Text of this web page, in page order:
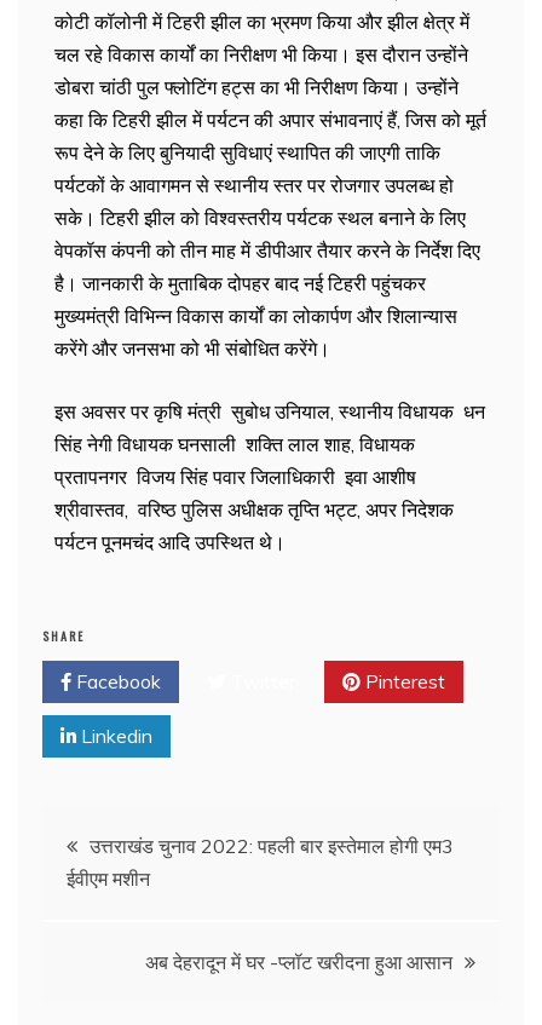
कोटी कॉलोनी में टिहरी झील का भ्रमण किया और झील क्षेत्र में
चल रहे विकास कार्यों का निरीक्षण भी किया। इस दौरान उन्होंने
डोबरा चांठी पुल फ्लोटिंग हट्स का भी निरीक्षण किया। उन्होंने
कहा कि टिहरी झील में पर्यटन की अपार संभावनाएं हैं, जिस को मूर्त
रूप देने के लिए बुनियादी सुविधाएं स्थापित की जाएगी ताकि
पर्यटकों के आवागमन से स्थानीय स्तर पर रोजगार उपलब्ध हो
सके। टिहरी झील को विश्वस्तरीय पर्यटक स्थल बनाने के लिए
वेपकॉस कंपनी को तीन माह में डीपीआर तैयार करने के निर्देश दिए
है। जानकारी के मुताबिक दोपहर बाद नई टिहरी पहुंचकर
मुख्यमंत्री विभिन्न विकास कार्यों का लोकार्पण और शिलान्यास
करेंगे और जनसभा को भी संबोधित करेंगे।
इस अवसर पर कृषि मंत्री सुबोध उनियाल, स्थानीय विधायक धन
सिंह नेगी विधायक घनसाली शक्ति लाल शाह, विधायक
प्रतापनगर विजय सिंह पवार जिलाधिकारी इवा आशीष
श्रीवास्तव, वरिष्ठ पुलिस अधीक्षक तृप्ति भट्ट, अपर निदेशक
पर्यटन पूनमचंद आदि उपस्थित थे।
SHARE
Facebook Pinterest
Linkedin
उत्तराखंड चुनाव 2022: पहली बार इस्तेमाल होगी एम3
ईवीएम मशीन
अब देहरादून में घर -प्लॉट खरीदना हुआ आसान